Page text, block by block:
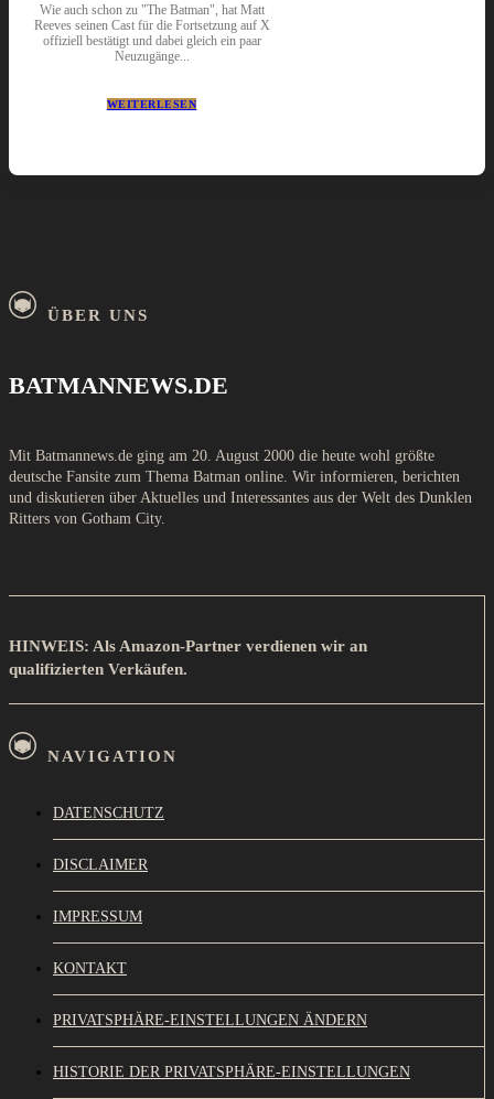
Wie auch schon zu "The Batman", hat Matt
Reeves seinen Cast für die Fortsetzung auf X
offiziell bestätigt und dabei gleich ein paar
Neuzugänge...
WEITERLESEN
ÜBER UNS
BATMANNEWS.DE
Mit Batmannews.de ging am 20. August 2000 die heute wohl größte
deutsche Fansite zum Thema Batman online. Wir informieren, berichten
und diskutieren über Aktuelles und Interessantes aus der Welt des Dunklen
Ritters von Gotham City.
HINWEIS: Als Amazon-Partner verdienen wir an
qualifizierten Verkäufen.
NAVIGATION
DATENSCHUTZ
DISCLAIMER
IMPRESSUM
KONTAKT
PRIVATSPHÄRE-EINSTELLUNGEN ÄNDERN
HISTORIE DER PRIVATSPHÄRE-EINSTELLUNGEN